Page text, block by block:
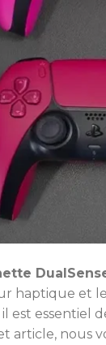
haptique et
il est essentiel
article, nous